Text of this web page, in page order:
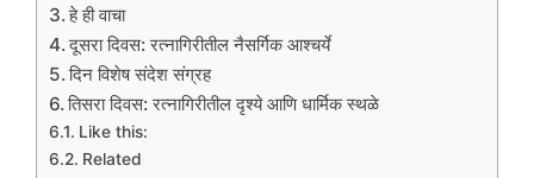
हे ही वाचा
दूसरा दिवस: रत्नागिरीतील नैसर्गिक आश्चर्ये
दिन विशेष संदेश संग्रह
तिसरा दिवस: रत्नागिरीतील दृश्ये आणि धार्मिक स्थळे
Like this:
Related